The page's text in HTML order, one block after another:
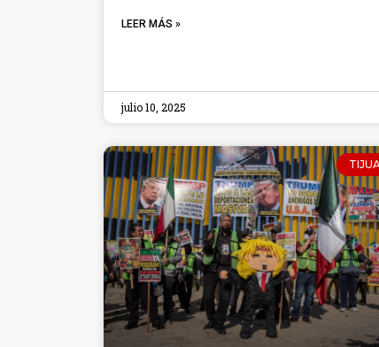
LEER MÁS »
julio 10, 2025